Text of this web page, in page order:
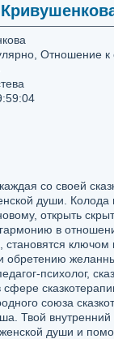
Отношение к
со своей
души. Колода
открыть
в
ключом
обретению
психолог,
сфере
союза
Твой
души и